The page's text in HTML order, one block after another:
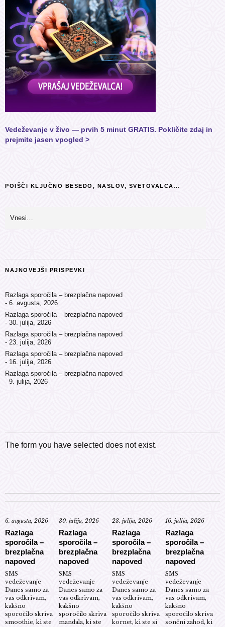
Vedeževanje v živo — prvih 5 minut GRATIS. Pokličite zdaj in
prejmite jasen vpogled >
POIŠČI KLJUČNO BESEDO, NASLOV, SVETOVALCA…
NAJNOVEJŠI PRISPEVKI
Razlaga sporočila – brezplačna napoved
6. avgusta, 2026
Razlaga sporočila – brezplačna napoved
30. julija, 2026
Razlaga sporočila – brezplačna napoved
23. julija, 2026
Razlaga sporočila – brezplačna napoved
16. julija, 2026
Razlaga sporočila – brezplačna napoved
9. julija, 2026
The form you have selected does not exist.
6. avgusta, 2026
Razlaga
sporočila –
brezplačna
napoved
SMS
vedeževanje
Danes samo za
vas odkrivam,
kakšno
sporočilo skriva
smoothie, ki ste
30. julija, 2026
Razlaga
sporočila –
brezplačna
napoved
SMS
vedeževanje
Danes samo za
vas odkrivam,
kakšno
sporočilo skriva
mandala, ki ste
23. julija, 2026
Razlaga
sporočila –
brezplačna
napoved
SMS
vedeževanje
Danes samo za
vas odkrivam,
kakšno
sporočilo skriva
kornet, ki ste si
16. julija, 2026
Razlaga
sporočila –
brezplačna
napoved
SMS
vedeževanje
Danes samo za
vas odkrivam,
kakšno
sporočilo skriva
sončni zahod, ki